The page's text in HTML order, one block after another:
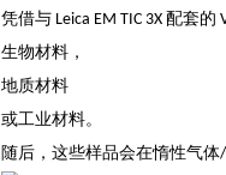
凭借与 Leica EM TIC 3X 配套
生物材料，
地质材料
或工业材料。
随后，这些样品会在惰性气体/